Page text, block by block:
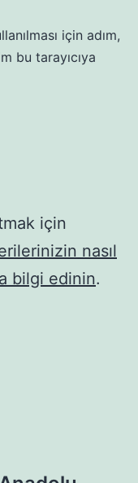
için adım,
bu tarayıcıya
için
nasıl
bilgi edinin.